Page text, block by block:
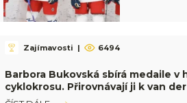
Zajímavosti | 6494
Barbora Bukovská sbírá medaile v
cyklokrosu. Přirovnávají ji k van